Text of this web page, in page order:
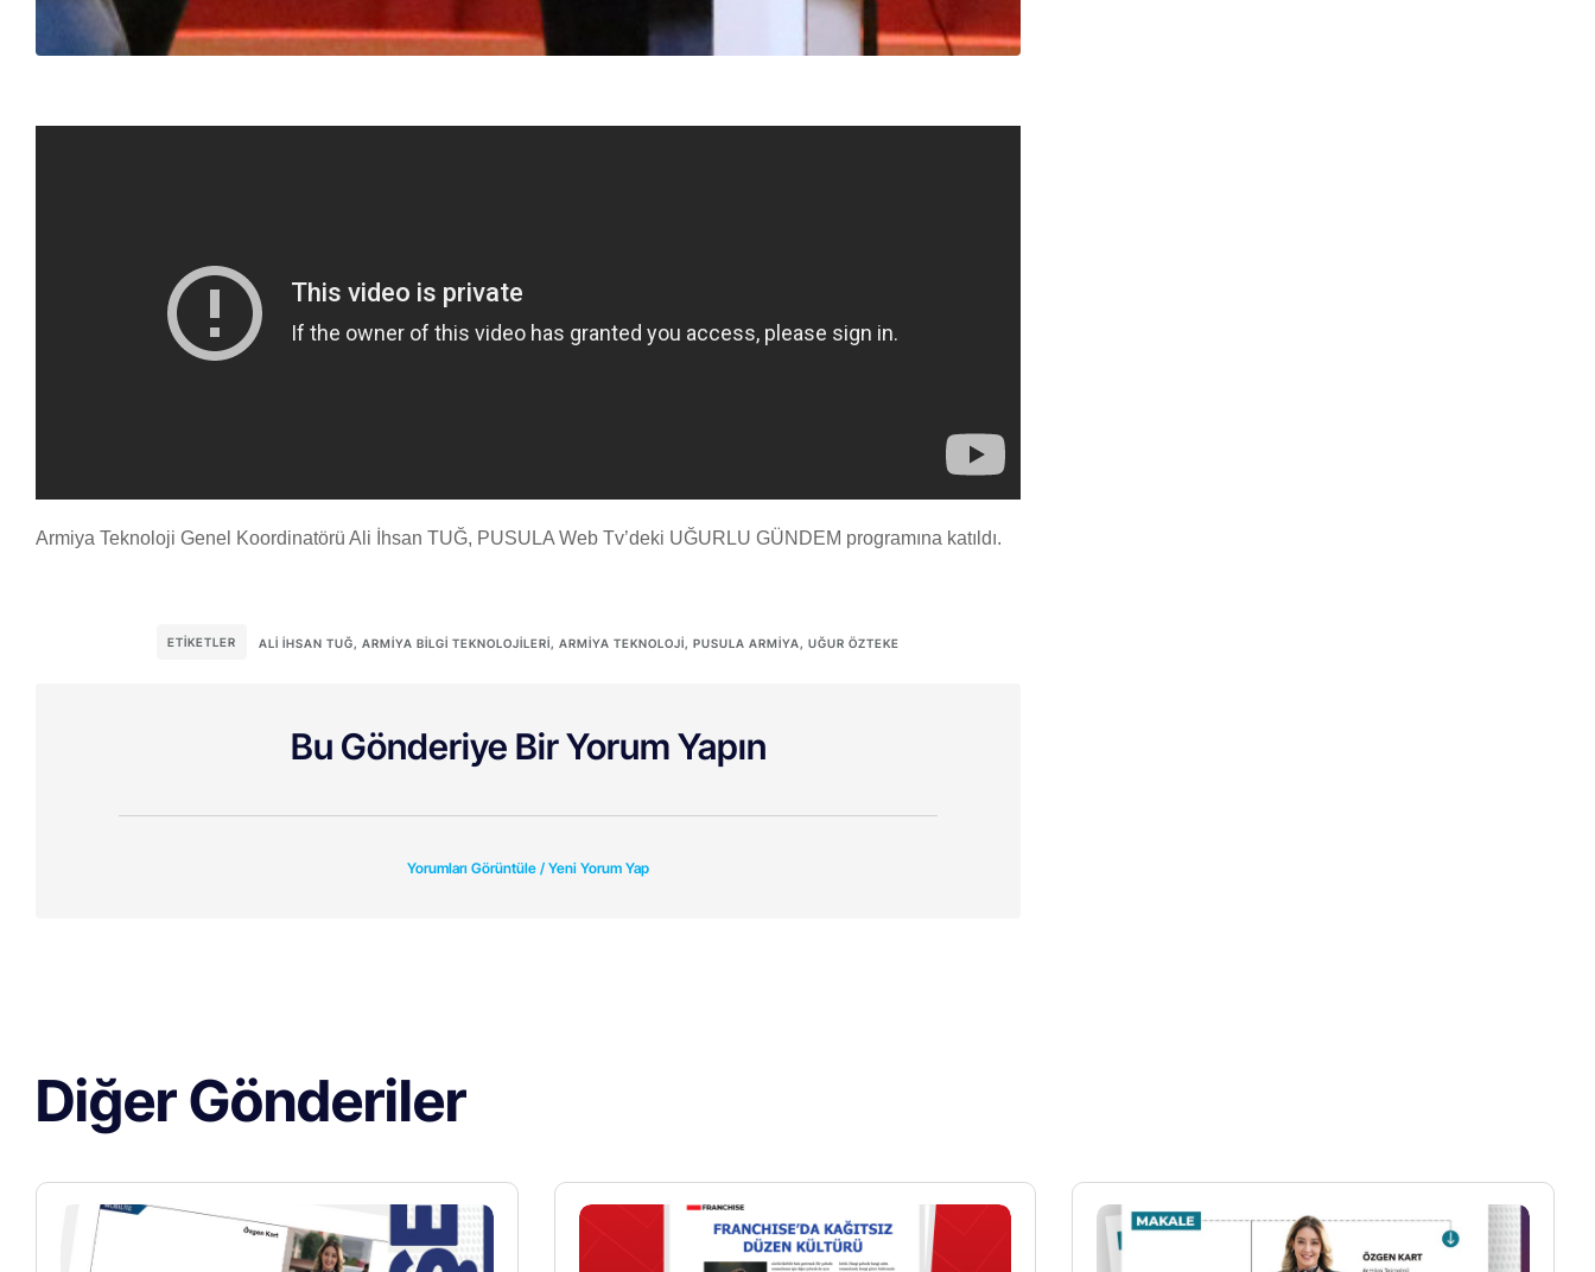
Armiya Teknoloji Genel Koordinatörü Ali İhsan TUĞ, PUSULA Web Tv’deki UĞURLU GÜNDEM programına katıldı.
ETIKETLER ALI İHSAN TUĞ, ARMIYA BILGI TEKNOLOJILERI, ARMIYA TEKNOLOJI, PUSULA ARMIYA, UĞUR ÖZTEKE
Bu Gönderiye Bir Yorum Yapın
Yorumları Görüntüle / Yeni Yorum Yap
Diğer Gönderiler